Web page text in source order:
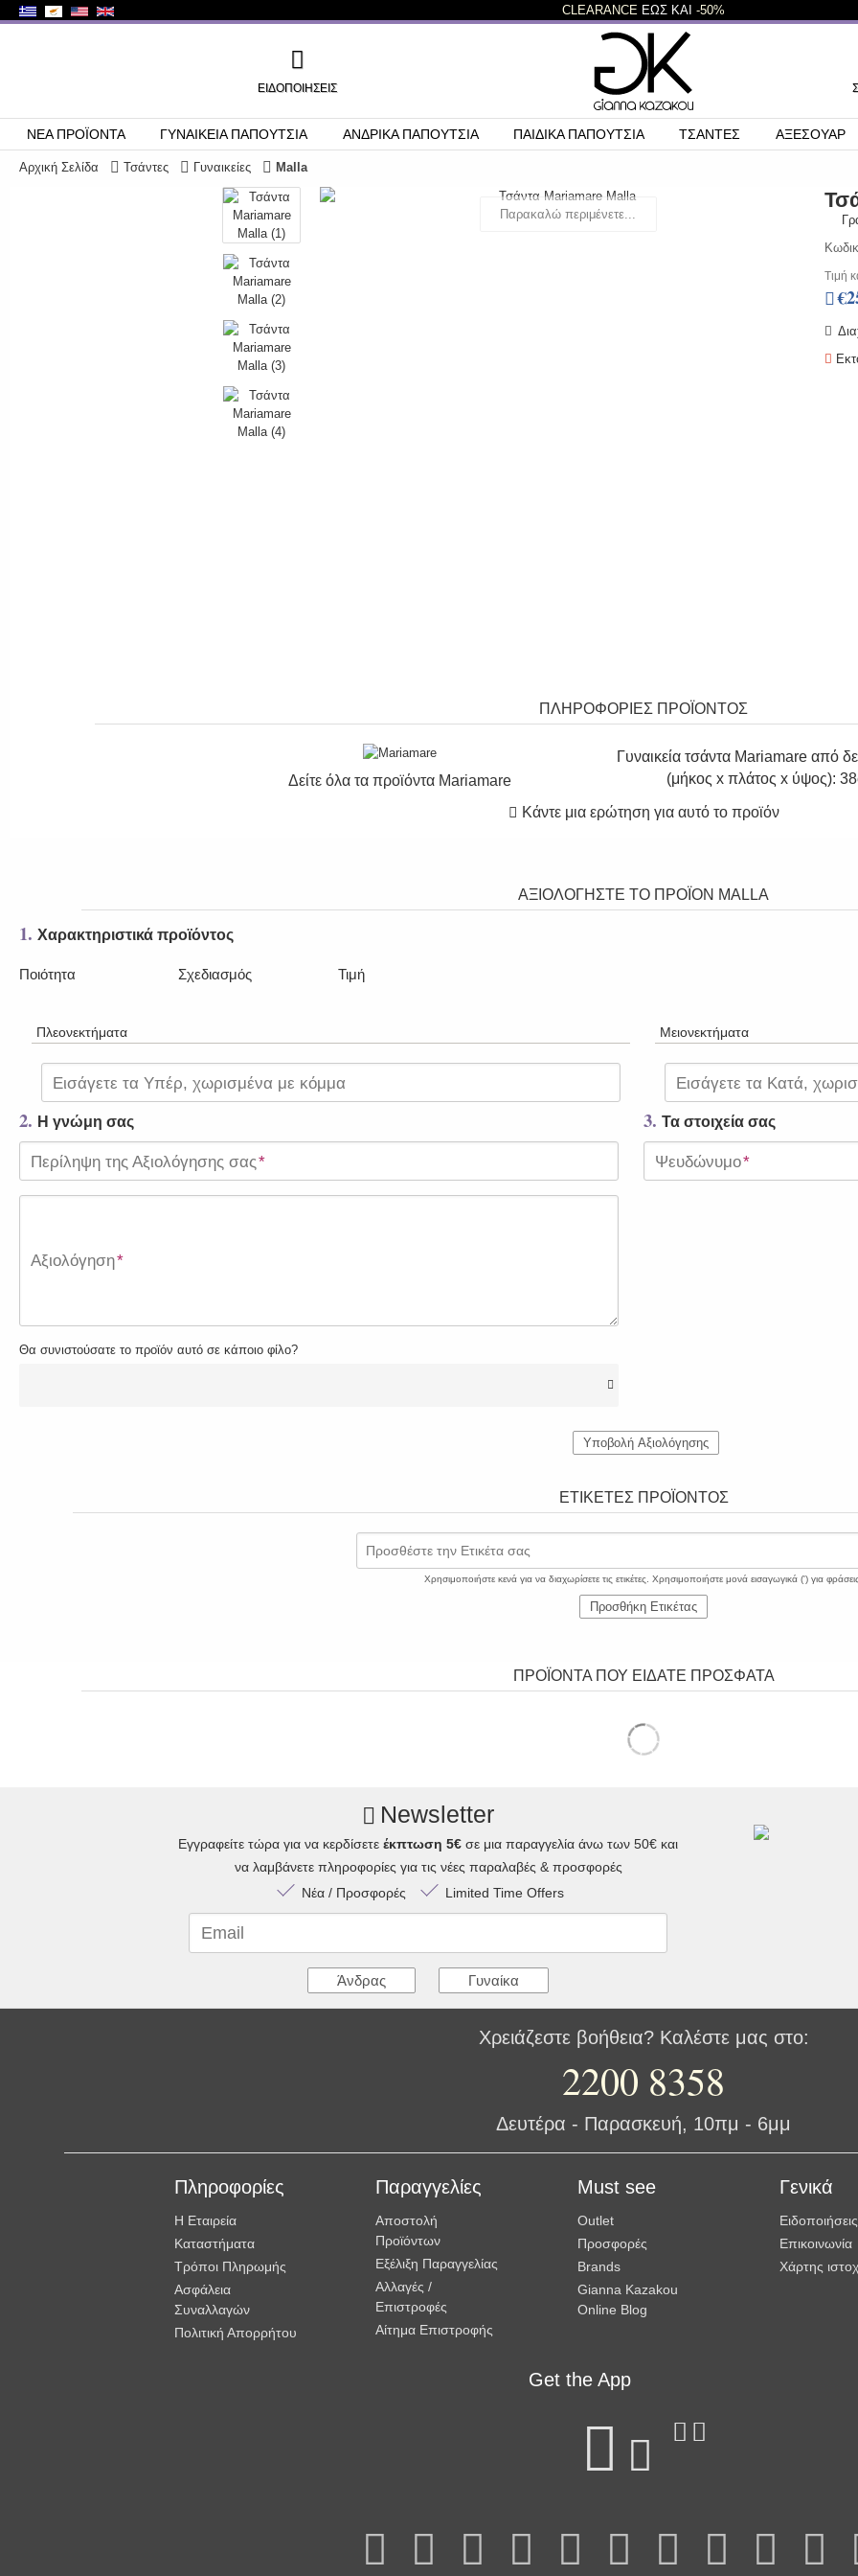
CLEARANCE ΕΩΣ ΚΑΙ -50%
ΕΙΔΟΠΟΙΉΣΕΙΣ
ΝΕΑ ΠΡΟΪΟΝΤΑ ΓΥΝΑΙΚΕΙΑ ΠΑΠΟΥΤΣΙΑ ΑΝΔΡΙΚΑ ΠΑΠΟΥΤΣΙΑ ΠΑΙΔΙΚΑ ΠΑΠΟΥΤΣΙΑ ΤΣΑΝΤΕΣ ΑΞΕΣΟΥΑΡ
Αρχική Σελίδα Τσάντες Γυναικείες Malla
Παρακαλώ περιμένετε...
Τιμή
ΠΛΗΡΟΦΟΡΙΕΣ ΠΡΟΪΟΝΤΟΣ
Δείτε όλα τα προϊόντα Mariamare
Γυναικεία τσάντα Mariamare από
(μήκος x πλάτος x ύψος):
Κάντε μια ερώτηση για αυτό το προϊόν
ΑΞΙΟΛΟΓΗΣΤΕ ΤΟ ΠΡΟΪΟΝ MALLA
1. Χαρακτηριστικά προϊόντος
Ποιότητα Σχεδιασμός Τιμή
Πλεονεκτήματα
Εισάγετε τα Υπέρ, χωρισμένα με κόμμα
Μειονεκτήματα
Εισάγετε τα Κατά,
2. Η γνώμη σας
Περίληψη της Αξιολόγησης σας*
Αξιολόγηση*
Θα συνιστούσατε το προϊόν αυτό σε κάποιο φίλο?
3. Τα στοιχεία σας
Ψευδώνυμο*
Υποβολή Αξιολόγησης
ΕΤΙΚΈΤΕΣ ΠΡΟΪΌΝΤΟΣ
Προσθέστε την Ετικέτα σας
Χρησιμοποιήστε κενά για να διαχωρίσετε τις ετικέτες. Χρησιμοποιήστε μονά εισαγωγικά (') για
Προσθήκη Ετικέτας
ΠΡΟΪΟΝΤΑ ΠΟΥ ΕΙΔΑΤΕ ΠΡΟΣΦΑΤΑ
Newsletter
Εγγραφείτε τώρα για να κερδίσετε έκπτωση 5€ σε μια παραγγελία άνω των 50€ και
να λαμβάνετε πληροφορίες για τις νέες παραλαβές & προσφορές
Νέα / Προσφορές
Limited Time Offers
Email
Άνδρας Γυναίκα
Χρειάζεστε βοήθεια? Καλέστε μας στο:
2200 8358
Δευτέρα - Παρασκευή, 10πμ - 6μμ
Πληροφορίες
Η Εταιρεία
Καταστήματα
Τρόποι Πληρωμής
Ασφάλεια
Συναλλαγών
Πολιτική Απορρήτου
Παραγγελίες
Αποστολή
Προϊόντων
Εξέλιξη Παραγγελίας
Αλλαγές /
Επιστροφές
Αίτημα Επιστροφής
Must see
Outlet
Προσφορές
Brands
Gianna Kazakou
Online Blog
Γενικά
Ειδοποιήσεις
Επικοινωνία
Χάρτης
Get the App